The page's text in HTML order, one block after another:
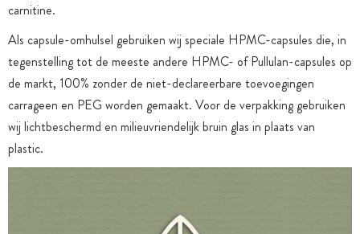
carnitine.
Als capsule-omhulsel gebruiken wij speciale HPMC-capsules die, in
tegenstelling tot de meeste andere HPMC- of Pullulan-capsules op
de markt, 100% zonder de niet-declareerbare toevoegingen
carrageen en PEG worden gemaakt. Voor de verpakking gebruiken
wij lichtbeschermd en milieuvriendelijk bruin glas in plaats van
plastic.